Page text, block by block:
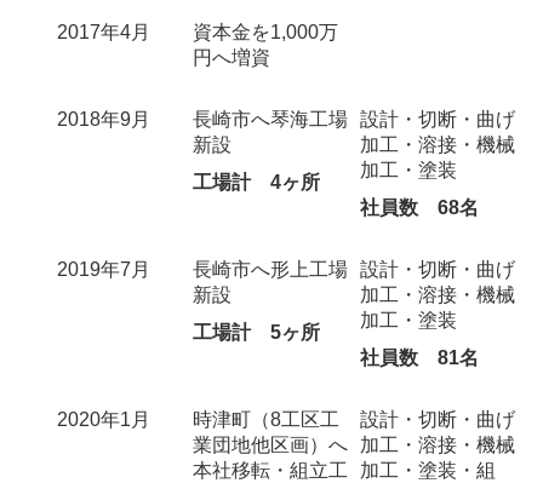
2017年4月
資本金を1,000万
円へ増資
2018年9月
長崎市へ琴海工場
新設
工場計 4ヶ所
設計・切断・曲げ
加工・溶接・機械
加工・塗装
社員数 68名
2019年7月
長崎市へ形上工場
新設
工場計 5ヶ所
設計・切断・曲げ
加工・溶接・機械
加工・塗装
社員数 81名
2020年1月
時津町（8工区工
業団地他区画）へ
本社移転・組立工
設計・切断・曲げ
加工・溶接・機械
加工・塗装・組